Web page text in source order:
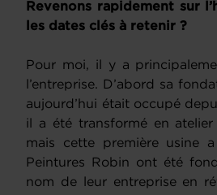
Revenons rapidement sur
les dates clés à retenir ?
Pour moi, il y a
l’entreprise. D’abord sa
aujourd’hui était occupé
il a été transformé en
mais cette première usine
Peintures Robin ont été
nom de leur entreprise en